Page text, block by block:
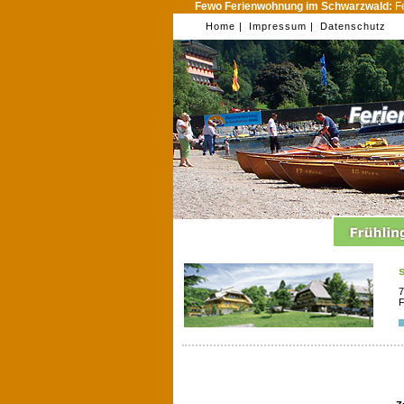
Fewo Ferienwohnung im Schwarzwald:
Home | Impressum | Datenschutz